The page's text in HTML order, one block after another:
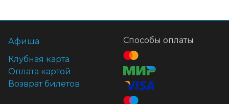
Афиша
Клубная карта
Оплата картой
Возврат билетов
Способы оплаты